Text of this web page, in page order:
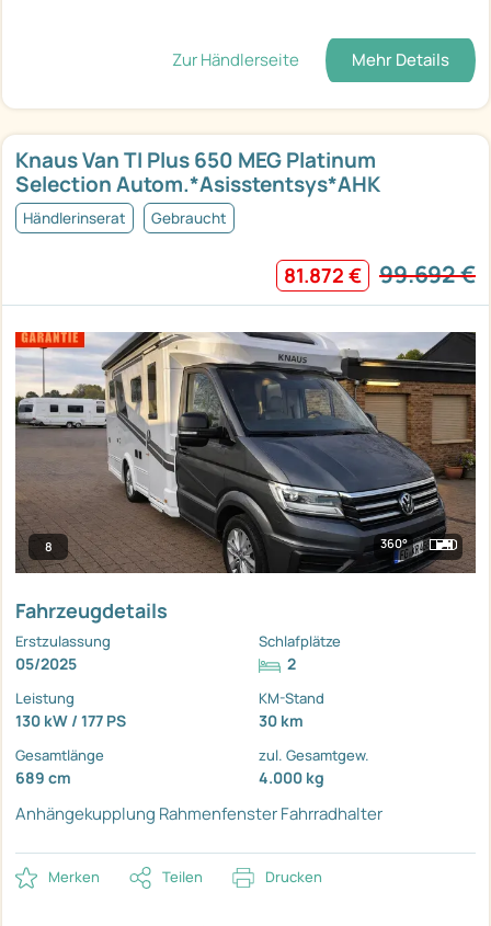
Zur Händlerseite Mehr Details
Knaus Van TI Plus 650 MEG Platinum
Selection Autom.*Asisstentsys*AHK
Händlerinserat Gebraucht
81.872 € 99.692 €
8 360°
Fahrzeugdetails
Erstzulassung
05/2025
Schlafplätze
2
Leistung
130 kW / 177 PS
KM-Stand
30 km
Gesamtlänge
689 cm
zul. Gesamtgew.
4.000 kg
Anhängekupplung RahmenfensterFahrradhalter
Merken Teilen Drucken